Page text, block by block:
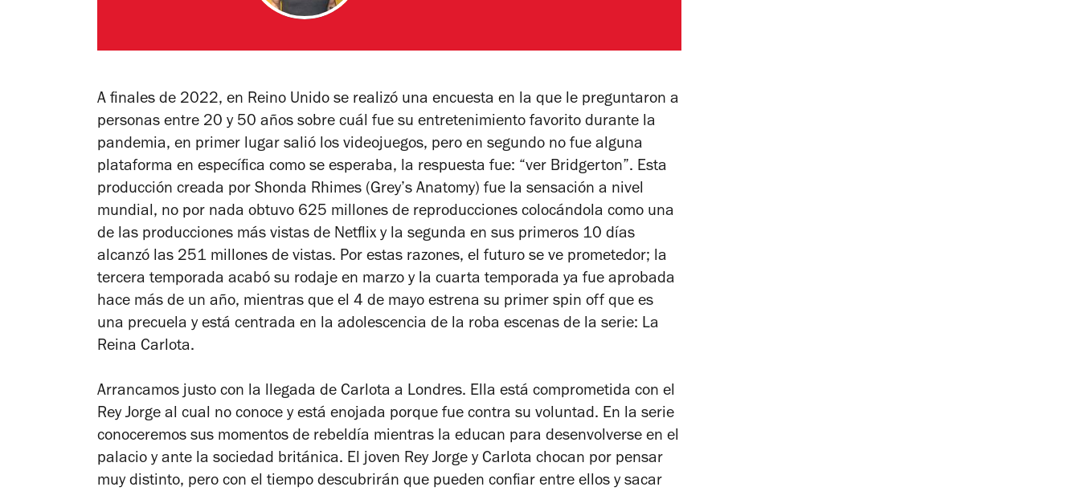
A finales de 2022, en Reino Unido se realizó una encuesta en la que le preguntaron a
personas entre 20 y 50 años sobre cuál fue su entretenimiento favorito durante la
pandemia, en primer lugar salió los videojuegos, pero en segundo no fue alguna
plataforma en específica como se esperaba, la respuesta fue: “ver Bridgerton”. Esta
producción creada por Shonda Rhimes (Grey’s Anatomy) fue la sensación a nivel
mundial, no por nada obtuvo 625 millones de reproducciones colocándola como una
de las producciones más vistas de Netflix y la segunda en sus primeros 10 días
alcanzó las 251 millones de vistas. Por estas razones, el futuro se ve prometedor; la
tercera temporada acabó su rodaje en marzo y la cuarta temporada ya fue aprobada
hace más de un año, mientras que el 4 de mayo estrena su primer spin off que es
una precuela y está centrada en la adolescencia de la roba escenas de la serie: La
Reina Carlota.
Arrancamos justo con la llegada de Carlota a Londres. Ella está comprometida con el
Rey Jorge al cual no conoce y está enojada porque fue contra su voluntad. En la serie
conoceremos sus momentos de rebeldía mientras la educan para desenvolverse en el
palacio y ante la sociedad británica. El joven Rey Jorge y Carlota chocan por pensar
muy distinto, pero con el tiempo descubrirán que pueden confiar entre ellos y sacar